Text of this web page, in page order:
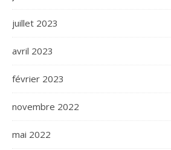
juillet 2023
avril 2023
février 2023
novembre 2022
mai 2022